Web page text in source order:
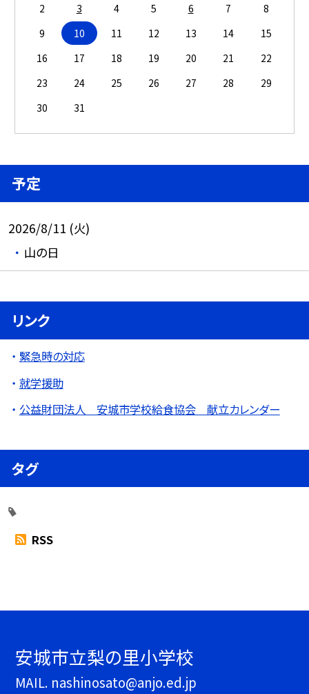
2
3 4 5 6 7
8
9
10 11 12 13 14
15
16
17 18 19 20 21
22
23
24 25 26 27 28
29
30
31
予定
2026/8/11 (火)
山の日
リンク
緊急時の対応
就学援助
公益財団法人 安城市学校給食協会 献立カレンダー
タグ
RSS
安城市立梨の里小学校
MAIL. nashinosato@anjo.ed.jp